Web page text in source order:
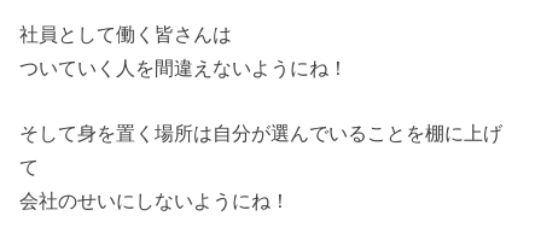
社員として働く皆さんは
ついていく人を間違えないようにね！
そして身を置く場所は自分が選んでいることを棚に上げ
て
会社のせいにしないようにね！